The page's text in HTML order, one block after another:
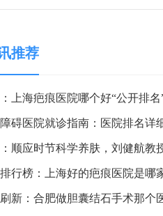
推荐
疤痕医院哪个好“公开排名”上海瑞椿医院在线挂
碍医院就诊指南：医院排名详细介
节科学养肤，刘健航教授坐诊上海源锐助力患者焕发肌肤健
海好的疤痕医院是哪家的“排名宣布”上海比较正规的疤痕医院在哪
胆囊结石手术那个医院好“实时更新”合肥看胆结石专科医院哪家口碑